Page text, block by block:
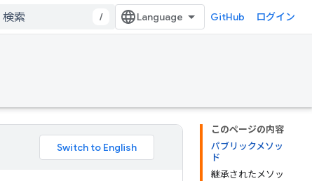
/ GitHub ログイン
このページの内容
パブリックメソッ
ド
継承されたメソッ